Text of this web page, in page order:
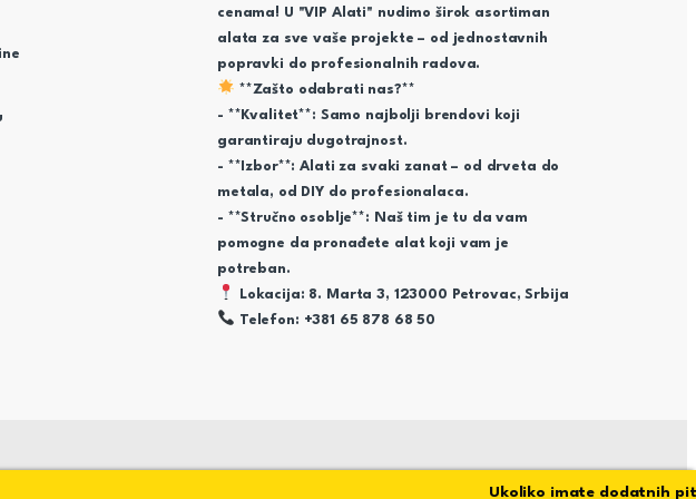
cenama! U "VIP Alati" nudimo širok asortiman
alata za sve vaše projekte – od jednostavnih
popravki do profesionalnih radova.
**Zašto odabrati nas?**
- **Kvalitet**: Samo najbolji brendovi koji
garantiraju dugotrajnost.
- **Izbor**: Alati za svaki zanat – od drveta do
metala, od DIY do profesionalaca.
- **Stručno osoblje**: Naš tim je tu da vam
pomogne da pronađete alat koji vam je
potreban.
Lokacija: 8. Marta 3, 123000 Petrovac, Srbija
Telefon: +381 65 878 68 50
Ukoliko imate dodatnih